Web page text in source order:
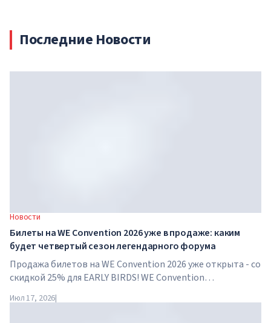
Последние Новости
Новости
Билеты на WE Convention 2026 уже в продаже: каким
будет четвертый сезон легендарного форума
Продажа билетов на WE Convention 2026 уже открыта - со
скидкой 25% для EARLY BIRDS! WE Convention
2026 года форум пройдет в SO/ Uptown Dubai и соберет
Июл 17, 2026|